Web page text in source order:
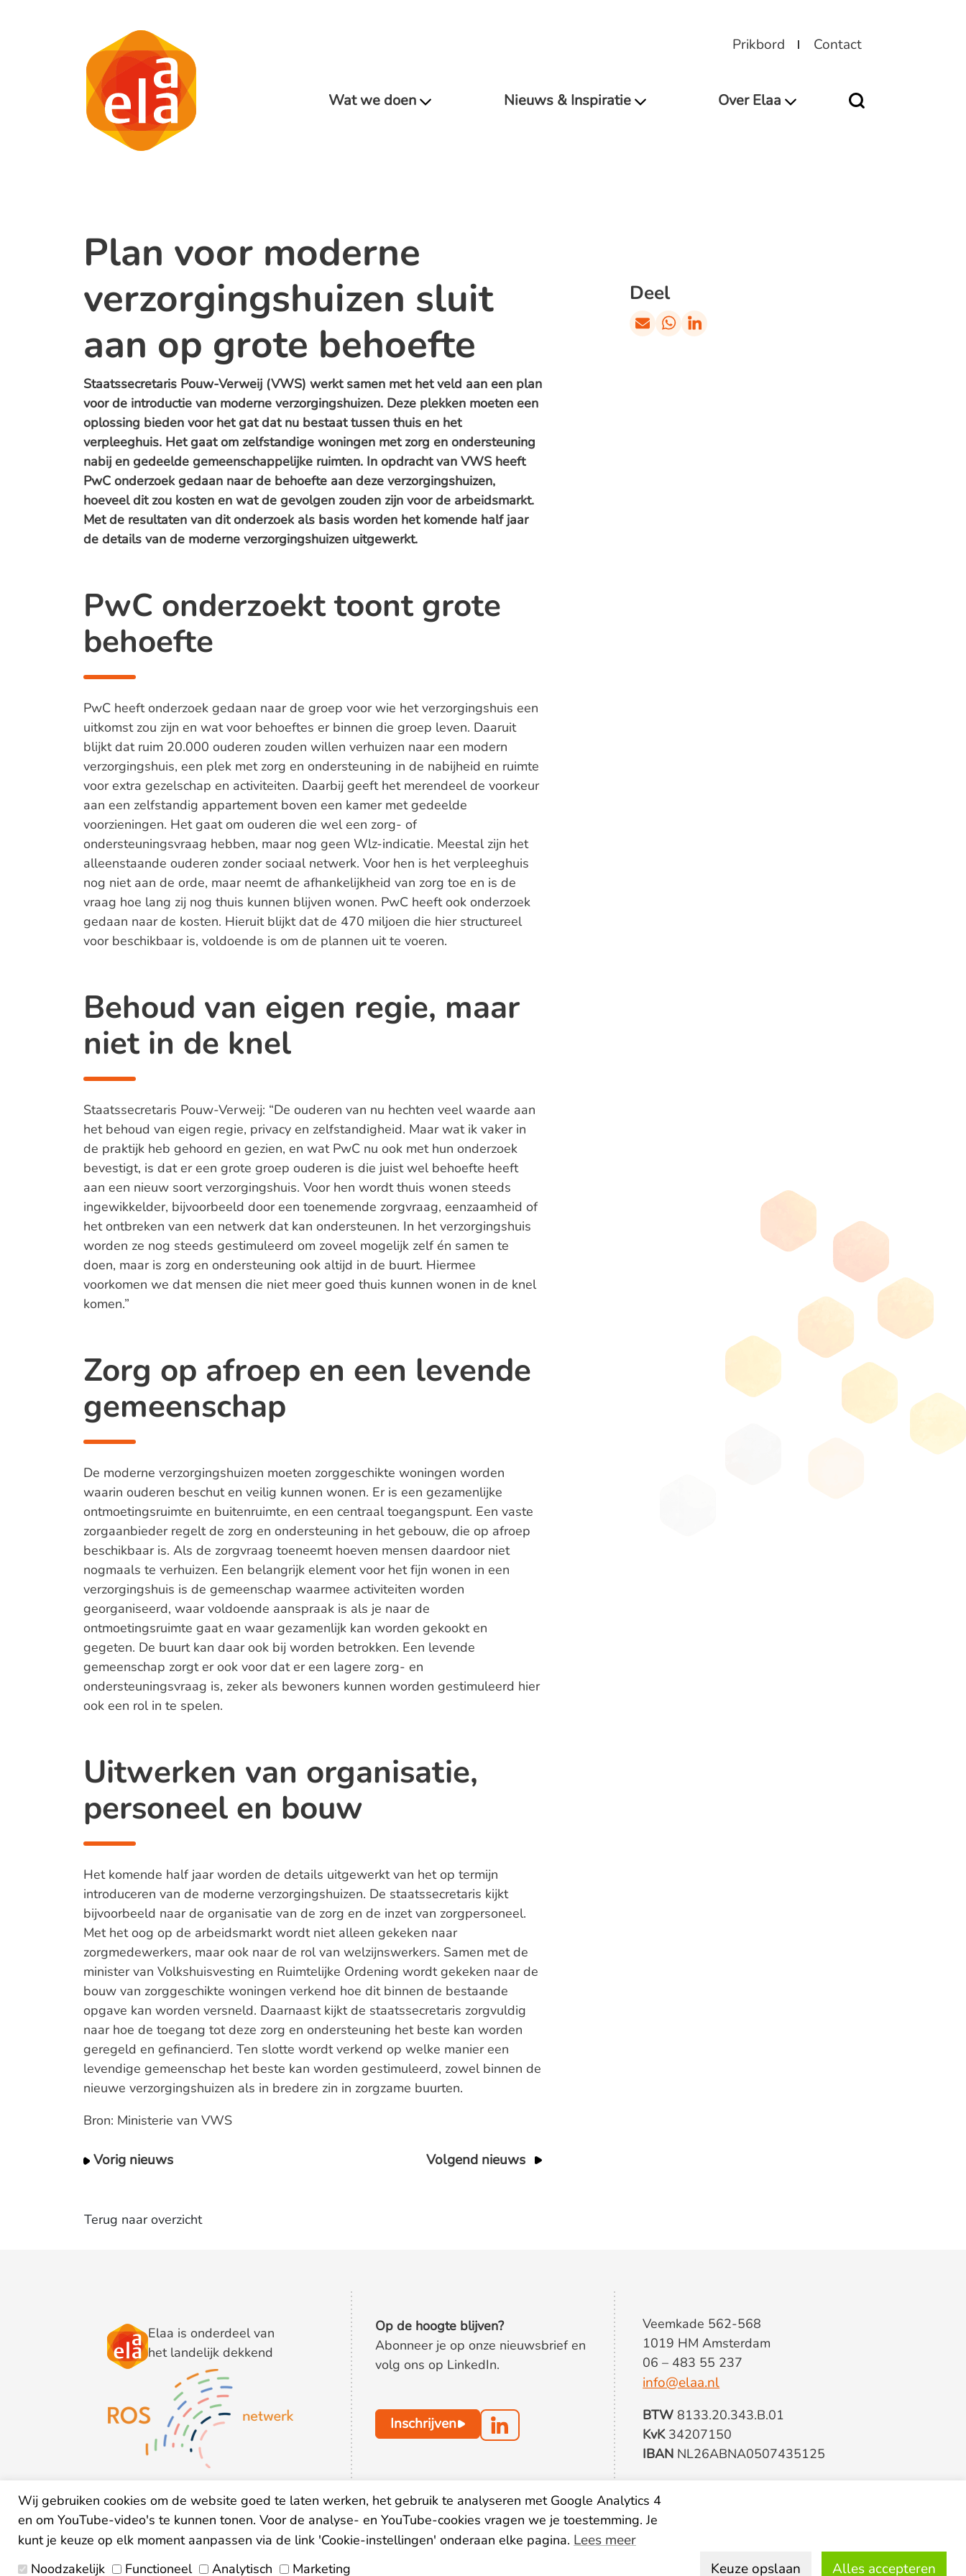
Prikbord Contact
Wat we doen Nieuws & Inspiratie Over Elaa
Plan voor moderne
verzorgingshuizen sluit
aan op grote behoefte
Staatssecretaris Pouw-Verweij (VWS) werkt samen met het veld aan een plan
voor de introductie van moderne verzorgingshuizen. Deze plekken moeten een
oplossing bieden voor het gat dat nu bestaat tussen thuis en het
verpleeghuis. Het gaat om zelfstandige woningen met zorg en ondersteuning
nabij en gedeelde gemeenschappelijke ruimten. In opdracht van VWS heeft
PwC onderzoek gedaan naar de behoefte aan deze verzorgingshuizen,
hoeveel dit zou kosten en wat de gevolgen zouden zijn voor de arbeidsmarkt.
Met de resultaten van dit onderzoek als basis worden het komende half jaar
de details van de moderne verzorgingshuizen uitgewerkt.
PwC onderzoekt toont grote
behoefte
PwC heeft onderzoek gedaan naar de groep voor wie het verzorgingshuis een
uitkomst zou zijn en wat voor behoeftes er binnen die groep leven. Daaruit
blijkt dat ruim 20.000 ouderen zouden willen verhuizen naar een modern
verzorgingshuis, een plek met zorg en ondersteuning in de nabijheid en ruimte
voor extra gezelschap en activiteiten. Daarbij geeft het merendeel de voorkeur
aan een zelfstandig appartement boven een kamer met gedeelde
voorzieningen. Het gaat om ouderen die wel een zorg- of
ondersteuningsvraag hebben, maar nog geen Wlz-indicatie. Meestal zijn het
alleenstaande ouderen zonder sociaal netwerk. Voor hen is het verpleeghuis
nog niet aan de orde, maar neemt de afhankelijkheid van zorg toe en is de
vraag hoe lang zij nog thuis kunnen blijven wonen. PwC heeft ook onderzoek
gedaan naar de kosten. Hieruit blijkt dat de 470 miljoen die hier structureel
voor beschikbaar is, voldoende is om de plannen uit te voeren.
Behoud van eigen regie, maar
niet in de knel
Staatssecretaris Pouw-Verweij: “De ouderen van nu hechten veel waarde aan
het behoud van eigen regie, privacy en zelfstandigheid. Maar wat ik vaker in
de praktijk heb gehoord en gezien, en wat PwC nu ook met hun onderzoek
bevestigt, is dat er een grote groep ouderen is die juist wel behoefte heeft
aan een nieuw soort verzorgingshuis. Voor hen wordt thuis wonen steeds
ingewikkelder, bijvoorbeeld door een toenemende zorgvraag, eenzaamheid of
het ontbreken van een netwerk dat kan ondersteunen. In het verzorgingshuis
worden ze nog steeds gestimuleerd om zoveel mogelijk zelf én samen te
doen, maar is zorg en ondersteuning ook altijd in de buurt. Hiermee
voorkomen we dat mensen die niet meer goed thuis kunnen wonen in de knel
komen.”
Zorg op afroep en een levende
gemeenschap
De moderne verzorgingshuizen moeten zorggeschikte woningen worden
waarin ouderen beschut en veilig kunnen wonen. Er is een gezamenlijke
ontmoetingsruimte en buitenruimte, en een centraal toegangspunt. Een vaste
zorgaanbieder regelt de zorg en ondersteuning in het gebouw, die op afroep
beschikbaar is. Als de zorgvraag toeneemt hoeven mensen daardoor niet
nogmaals te verhuizen. Een belangrijk element voor het fijn wonen in een
verzorgingshuis is de gemeenschap waarmee activiteiten worden
georganiseerd, waar voldoende aanspraak is als je naar de
ontmoetingsruimte gaat en waar gezamenlijk kan worden gekookt en
gegeten. De buurt kan daar ook bij worden betrokken. Een levende
gemeenschap zorgt er ook voor dat er een lagere zorg- en
ondersteuningsvraag is, zeker als bewoners kunnen worden gestimuleerd hier
ook een rol in te spelen.
Uitwerken van organisatie,
personeel en bouw
Het komende half jaar worden de details uitgewerkt van het op termijn
introduceren van de moderne verzorgingshuizen. De staatssecretaris kijkt
bijvoorbeeld naar de organisatie van de zorg en de inzet van zorgpersoneel.
Met het oog op de arbeidsmarkt wordt niet alleen gekeken naar
zorgmedewerkers, maar ook naar de rol van welzijnswerkers. Samen met de
minister van Volkshuisvesting en Ruimtelijke Ordening wordt gekeken naar de
bouw van zorggeschikte woningen verkend hoe dit binnen de bestaande
opgave kan worden versneld. Daarnaast kijkt de staatssecretaris zorgvuldig
naar hoe de toegang tot deze zorg en ondersteuning het beste kan worden
geregeld en gefinancierd. Ten slotte wordt verkend op welke manier een
levendige gemeenschap het beste kan worden gestimuleerd, zowel binnen de
nieuwe verzorgingshuizen als in bredere zin in zorgzame buurten.
Bron: Ministerie van VWS
Vorig nieuws Volgend nieuws
Deel
Terug naar overzicht
Elaa is onderdeel van
het landelijk dekkend
Op de hoogte blijven?
Abonneer je op onze nieuwsbrief en
volg ons op LinkedIn.
Inschrijven
Veemkade 562-568
1019 HM Amsterdam
06 – 483 55 237
info@elaa.nl
BTW 8133.20.343.B.01
KvK34207150
IBAN NL26ABNA0507435125
Algemene voorwaarden © 2026 Elaa
Wij gebruiken cookies om de website goed te laten werken, het gebruik te analyseren met Google Analytics 4
en om YouTube-video's te kunnen tonen. Voor de analyse- en YouTube-cookies vragen we je toestemming. Je
kunt je keuze op elk moment aanpassen via de link 'Cookie-instellingen' onderaan elke pagina. Lees meer
Noodzakelijk Functioneel Analytisch Marketing Keuze opslaan Alles accepteren